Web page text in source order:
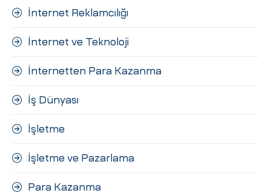
İnternet Reklamcılığı
İnternet ve Teknoloji
İnternetten Para Kazanma
İş Dünyası
İşletme
İşletme ve Pazarlama
Para Kazanma